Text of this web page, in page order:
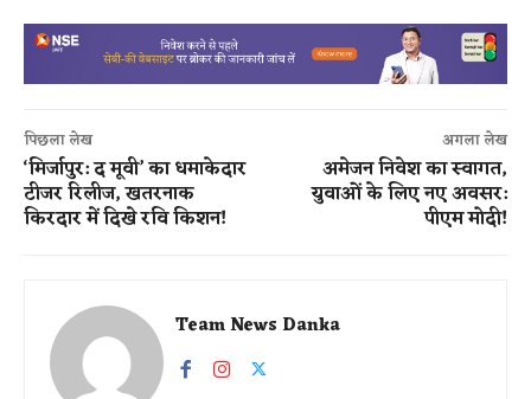
पिछला लेख
‘मिर्जापुर: द मूवी’ का धमाकेदार
टीजर रिलीज, खतरनाक
किरदार में दिखे रवि किशन!
अगला लेख
अमेजन निवेश का स्वागत,
युवाओं के लिए नए अवसर:
पीएम मोदी!
Team News Danka